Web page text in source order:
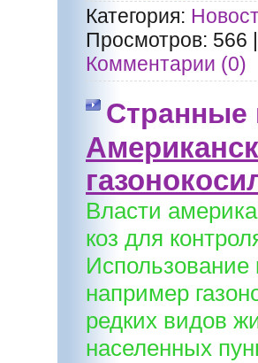
Категория:
Просмотров: 566
Комментарии (0)
Странные
Власти
коз для
Использование
например
редких видов
населенных